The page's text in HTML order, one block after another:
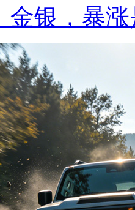
金银，暴涨